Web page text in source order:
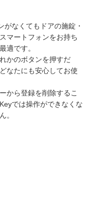
がなくてもドアの施錠・
マートフォンをお持ち
適です。
かのボタンを押すだ
なたにも安心してお使
から登録を削除するこ
では操作ができなくな
。